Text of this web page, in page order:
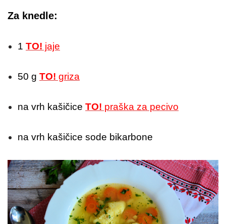
Za knedle:
1 TO! jaje
50 g TO! griza
na vrh kašičice TO! praška za pecivo
na vrh kašičice sode bikarbone